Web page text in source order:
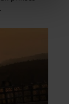
te
delen we
onze
analyse. Deze
met andere
services. U